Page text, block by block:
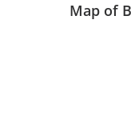
Map of